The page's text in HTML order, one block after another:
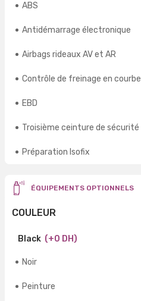
ABS
Antidémarrage électronique
Airbags rideaux AV et AR
Contrôle de freinage en courbe
EBD
Troisième ceinture de sécurité
Préparation Isofix
ÉQUIPEMENTS OPTIONNELS
COULEUR
Black (+0 DH)
Noir
Peinture